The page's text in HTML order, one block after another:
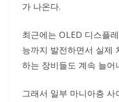
가 나온다.
최근에는 OLED 디스플
능까지 발전하면서 실제
하는 장비들도 계속 늘어
그래서 일부 마니아층 사